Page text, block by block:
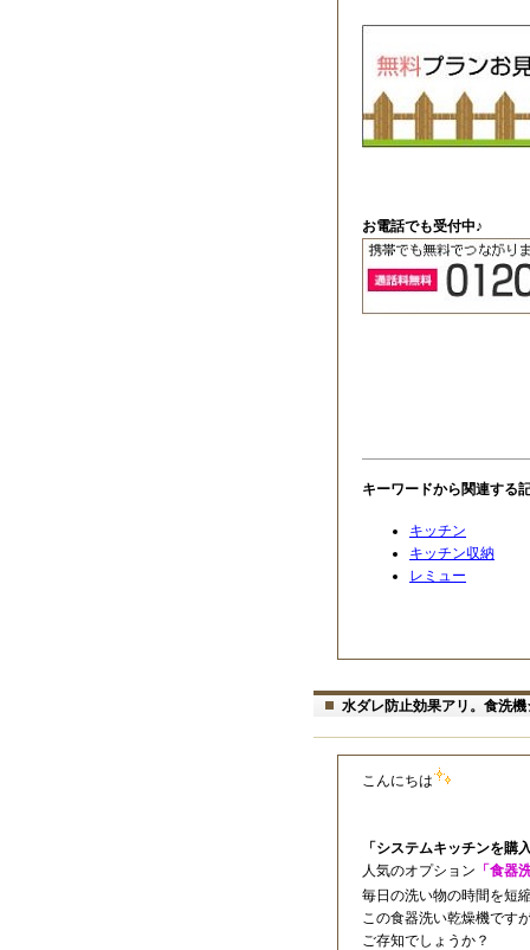
お電話でも受付中♪
キーワードから関連する
キッチン
キッチン収納
レミュー
水ダレ防止効果アリ。食洗
こんにちは
「システムキッチンを購
人気のオプション 「食器
毎日の洗い物の時間を短
この食器洗い乾燥機です
ご存知でしょうか？